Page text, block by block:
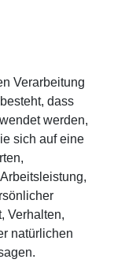
Verarbeitung
dass
werden,
sich auf eine
Verhalten,
natürlichen